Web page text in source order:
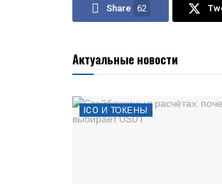
Share 62
Актуальные новости
ICO И ТОКЕНЫ